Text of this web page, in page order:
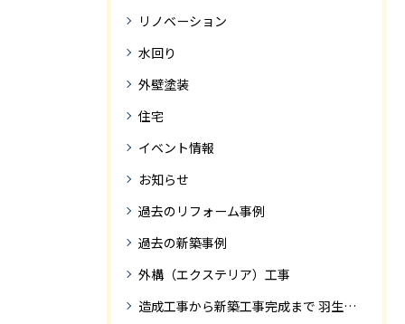
リノベーション
水回り
外壁塗装
住宅
イベント情報
お知らせ
過去のリフォーム事例
過去の新築事例
外構（エクステリア）工事
造成工事から新築工事完成まで 羽生市Ｓ様邸新築工事・